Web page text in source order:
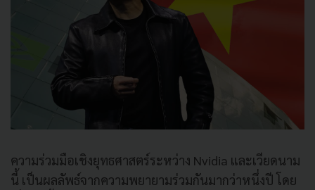
ความร่วมมือเชิงยุทธศาสตร์ระหว่าง Nvidia และเวียดนาม
นี้ เป็นผลลัพธ์จากความพยายามร่วมกันมากว่าหนึ่งปี โดย